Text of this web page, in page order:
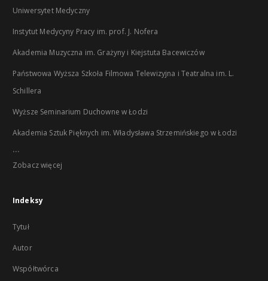
Uniwersytet Medyczny
Instytut Medycyny Pracy im. prof. J. Nofera
Akademia Muzyczna im. Grażyny i Kiejstuta Bacewiczów
Państwowa Wyższa Szkoła Filmowa Telewizyjna i Teatralna im. L.
Schillera
Wyższe Seminarium Duchowne w Łodzi
Akademia Sztuk Pięknych im. Władysława Strzemińskiego w Łodzi
...
Zobacz więcej
Indeksy
Tytuł
Autor
Współtwórca